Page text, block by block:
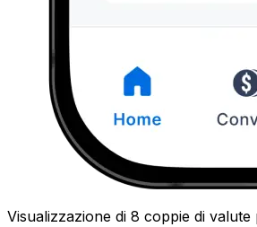
Visualizzazione di 8 coppie di valute